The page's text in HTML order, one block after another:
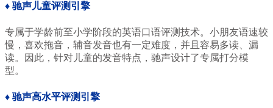
♦ 驰声儿童评测引擎
专属于学龄前至小学阶段的英语口语评测技术。小朋友语速较
慢，喜欢拖音，辅音发音也有一定难度，并且容易多读、漏
读。因此，针对儿童的发音特点，驰声设计了专属打分模
型。
♦ 驰声高水平评测引擎